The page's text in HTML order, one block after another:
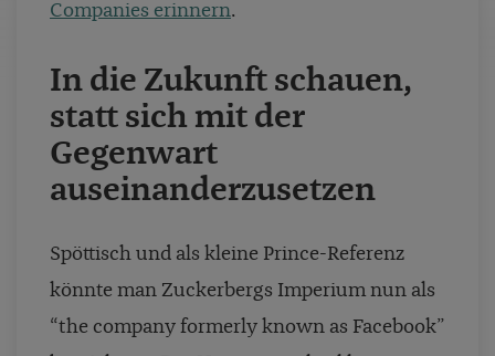
Companies erinnern.
In die Zukunft schauen,
statt sich mit der
Gegenwart
auseinanderzusetzen
Spöttisch und als kleine Prince-Referenz
könnte man Zuckerbergs Imperium nun als
“the company formerly known as Facebook”